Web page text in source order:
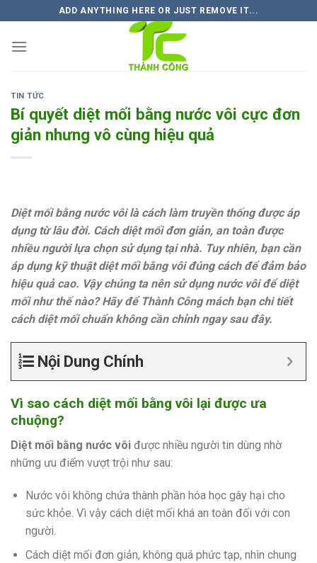
to
content
ADD ANYTHING HERE OR JUST REMOVE IT...
TIN TỨC
Bí quyết diệt mối bằng nước vôi cực đơn
giản nhưng vô cùng hiệu quả
Diệt mối bằng nước vôi là cách làm truyền thống được áp
dụng từ lâu đời. Cách diệt mối đơn giản, an toàn được
nhiều người lựa chọn sử dụng tại nhà. Tuy nhiên, bạn cần
áp dụng kỹ thuật diệt mối bằng vôi đúng cách để đảm bảo
hiệu quả cao. Vậy chúng ta nên sử dụng nước vôi để diệt
mối như thế nào? Hãy để Thành Công mách bạn chi tiết
cách diệt mối chuẩn không cần chỉnh ngay sau đây.
Nội Dung Chính
Vì sao cách diệt mối bằng vôi lại được ưa
chuộng?
Diệt mối bằng nước vôi được nhiều người tin dùng nhờ
những ưu điểm vượt trội như sau:
Nước vôi không chứa thành phần hóa học gây hại cho
sức khỏe. Vì vậy cách diệt mối khá an toàn đối với con
người.
Cách diệt mối đơn giản, không quá phức tạp, nhìn chung